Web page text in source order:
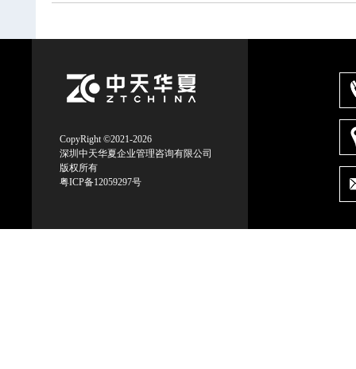
CopyRight ©2021-2026
深圳中天华夏企业管理咨询有限公司
版权所有
粤ICP备12059297号